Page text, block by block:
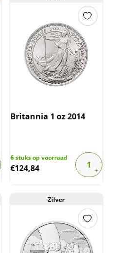
Britannia 1 oz 2014
6stuks op voorraad
€124,84
Zilver